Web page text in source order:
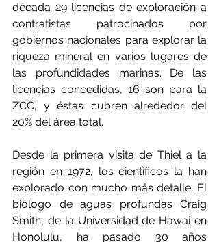
década 29 licencias de exploración a
contratistas patrocinados por
gobiernos nacionales para explorar la
riqueza mineral en varios lugares de
las profundidades marinas. De las
licencias concedidas, 16 son para la
ZCC, y éstas cubren alrededor del
20% del área total.
Desde la primera visita de Thiel a la
región en 1972, los científicos la han
explorado con mucho más detalle. El
biólogo de aguas profundas Craig
Smith, de la Universidad de Hawai en
Honolulu, ha pasado 30 años